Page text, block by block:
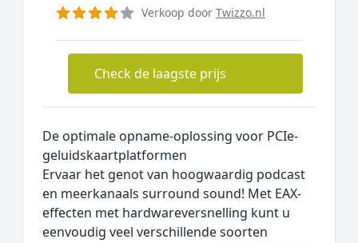
Verkoop door Twizzo.nl
Check de laagste prijs
De optimale opname-oplossing voor PCIe-
geluidskaartplatformen
Ervaar het genot van hoogwaardig podcast
en meerkanaals surround sound! Met EAX-
effecten met hardwareversnelling kunt u
eenvoudig veel verschillende soorten